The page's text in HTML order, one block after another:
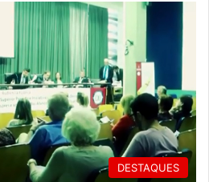
DESTAQUES